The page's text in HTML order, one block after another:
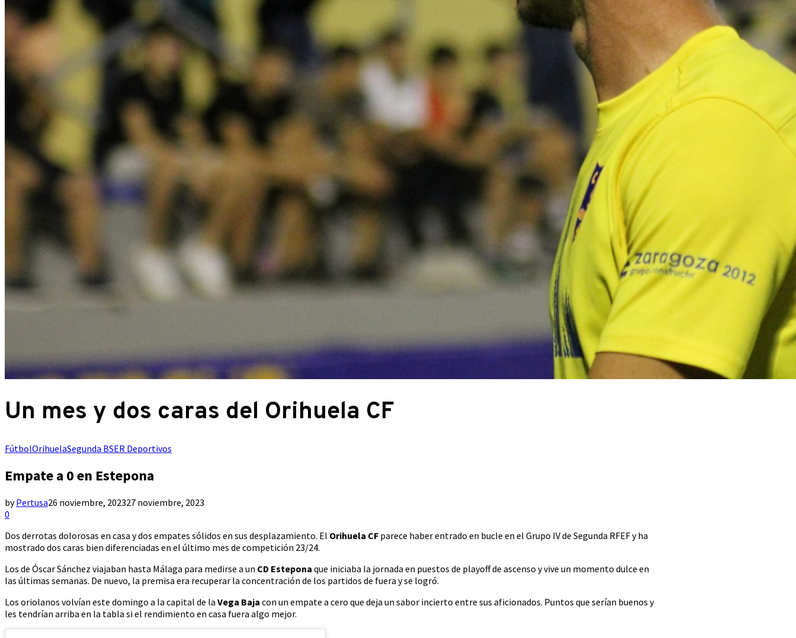
Un mes y dos caras del Orihuela CF
FútbolOrihuelaSegunda BSER Deportivos
Empate a 0 en Estepona
byPertusa26 noviembre, 202327 noviembre, 2023
0
Dos derrotas dolorosas en casa y dos empates sólidos en sus desplazamiento. El Orihuela CF parece haber entrado en bucle en el Grupo IV de Segunda RFEF y ha
mostrado dos caras bien diferenciadas en el último mes de competición 23/24.
Los de Óscar Sánchez viajaban hasta Málaga para medirse a un CD Estepona que iniciaba la jornada en puestos de playoff de ascenso y vive un momento dulce en
las últimas semanas. De nuevo, la premisa era recuperar la concentración de los partidos de fuera y se logró.
Los oriolanos volvían este domingo a la capital de la Vega Baja con un empate a cero que deja un sabor incierto entre sus aficionados. Puntos que serían buenos y
les tendrían arriba en la tabla si el rendimiento en casa fuera algo mejor.